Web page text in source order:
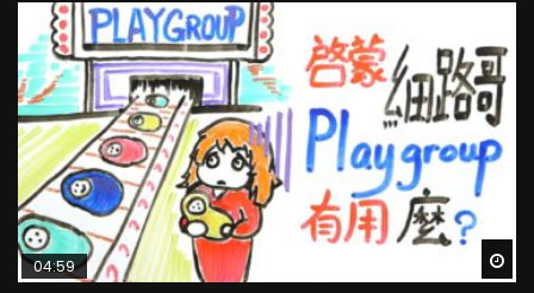
04:59
03:39
04:06
03:02
04:18